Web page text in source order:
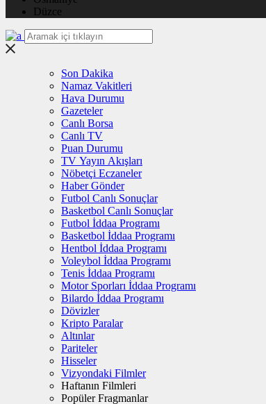
Düzce
Son Dakika
Namaz Vakitleri
Hava Durumu
Gazeteler
Canlı Borsa
Canlı TV
Puan Durumu
TV Yayın Akışları
Nöbetçi Eczaneler
Haber Gönder
Futbol Canlı Sonuçlar
Basketbol Canlı Sonuçlar
Futbol İddaa Programı
Basketbol İddaa Programı
Hentbol İddaa Programı
Voleybol İddaa Programı
Tenis İddaa Programı
Motor Sporları İddaa Programı
Bilardo İddaa Programı
Dövizler
Kripto Paralar
Altınlar
Pariteler
Hisseler
Vizyondaki Filmler
Haftanın Filmleri
Popüler Fragmanlar